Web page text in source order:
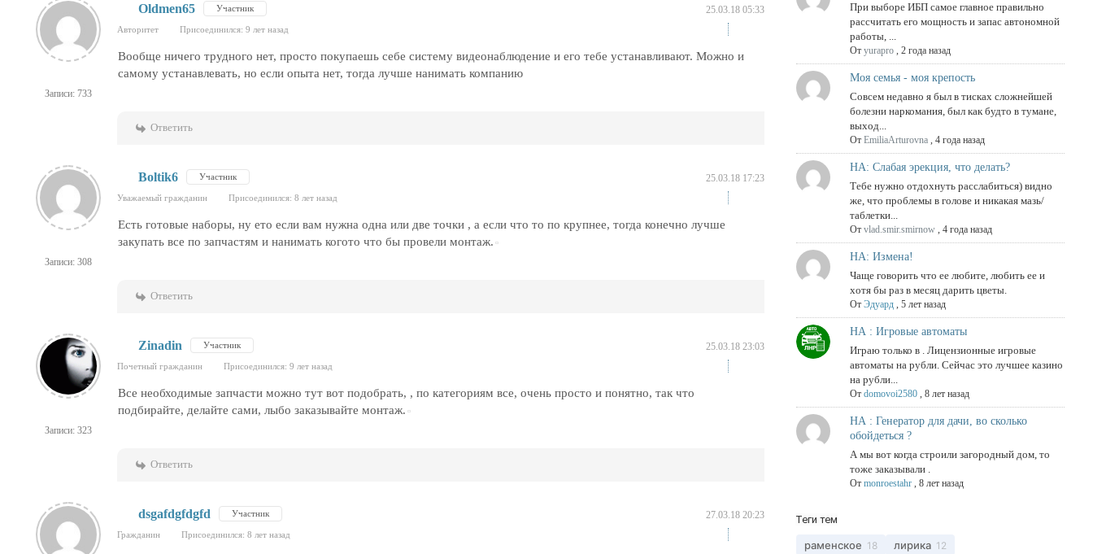
Записи: 733
Oldmen65 Участник 25.03.18 05:33
Авторитет Присоединился: 9 лет назад
Вообще ничего трудного нет, просто покупаешь себе систему видеонаблюдение и его тебе устанавливают. Можно и
самому устанавлевать, но если опыта нет, тогда лучше нанимать компанию
Ответить
Записи: 308
Boltik6 Участник 25.03.18 17:23
Уважаемый гражданин Присоединился: 8 лет назад
Есть готовые наборы, ну ето если вам нужна одна или две точки , а если что то по крупнее, тогда конечно лучше
закупать все по запчастям и нанимать когото что бы провели монтаж.
Ответить
Записи: 323
Zinadin Участник 25.03.18 23:03
Почетный гражданин Присоединился: 9 лет назад
Все необходимые запчасти можно тут вот подобрать, , по категориям все, очень просто и понятно, так что
подбирайте, делайте сами, лыбо заказывайте монтаж.
Ответить
dsgafdgfdgfd Участник 27.03.18 20:23
Гражданин Присоединился: 8 лет назад
При выборе ИБП самое главное правильно
рассчитать его мощность и запас автономной
работы, ...
Отyurapro ,2 года назад
Моя семья - моя крепость
Совсем недавно я был в тисках сложнейшей
болезни наркомания, был как будто в тумане,
выход...
ОтEmiliaArturovna ,4 года назад
НА: Слабая эрекция, что делать?
Тебе нужно отдохнуть расслабиться) видно
же, что проблемы в голове и никакая мазь/
таблетки...
Отvlad.smir.smirnow ,4 года назад
НА: Измена!
Чаще говорить что ее любите, любить ее и
хотя бы раз в месяц дарить цветы.
ОтЭдуард ,5 лет назад
НА : Игровые автоматы
Играю только в . Лицензионные игровые
автоматы на рубли. Сейчас это лучшее казино
на рубли...
Отdomovoi2580 ,8 лет назад
НА : Генератор для дачи, во сколько
обойдеться ?
А мы вот когда строили загородный дом, то
тоже заказывали .
Отmonroestahr ,8 лет назад
Теги тем
раменское 18 лирика 12